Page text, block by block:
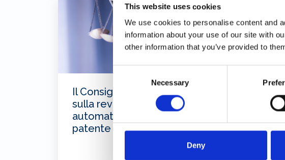
This website uses cookies
We use cookies to personalise content and
information about your use of our site with
other information that you’ve provided to
Necessary
Deny
Il Consiglio di Stato
sulla revoca
automatica della
patente nautica
aggiornamenti